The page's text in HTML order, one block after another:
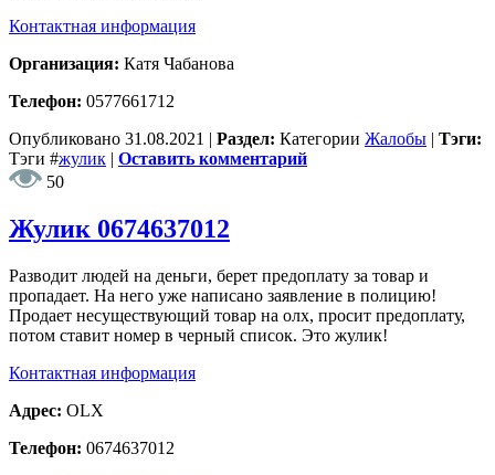
Контактная информация
Организация: Катя Чабанова
Телефон: 0577661712
Опубликовано 31.08.2021 | Раздел: Категории Жалобы | Тэги:
Тэги #жулик | Оставить комментарий
50
Жулик 0674637012
Разводит людей на деньги, берет предоплату за товар и
пропадает. На него уже написано заявление в полицию!
Продает несуществующий товар на олх, просит предоплату,
потом ставит номер в черный список. Это жулик!
Контактная информация
Адрес: OLX
Телефон: 0674637012